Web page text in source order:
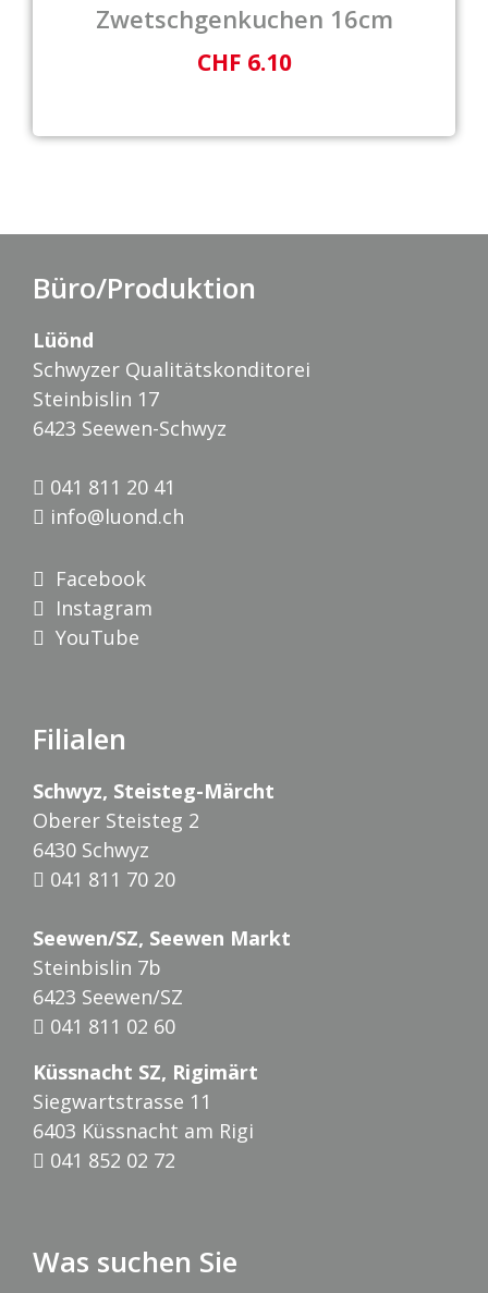
Zwetschgenkuchen 16cm
CHF 6.10
Büro/Produktion
Lüönd
Schwyzer Qualitätskonditorei
Steinbislin 17
6423 Seewen-Schwyz
041 811 20 41
info@luond.ch
Facebook
Instagram
YouTube
Filialen
Schwyz, Steisteg-Märcht
Oberer Steisteg 2
6430 Schwyz
041 811 70 20
Seewen/SZ, Seewen Markt
Steinbislin 7b
6423 Seewen/SZ
041 811 02 60
Küssnacht SZ, Rigimärt
Siegwartstrasse 11
6403 Küssnacht am Rigi
041 852 02 72
Was suchen Sie